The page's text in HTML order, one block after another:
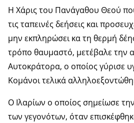
Η Χάρις του Πανάγαθου Θεού
τις ταπεινές δεήσεις και
μην εκπληρώσει κα τη θερμή
τρόπο θαυμαστό, μετέβαλε την
Αυτοκράτορα, ο οποίος γύρισε
Κομάνοι τελικά
Ο Ιλαρίων ο οποίος σημείωσε
των γεγονότων, όταν